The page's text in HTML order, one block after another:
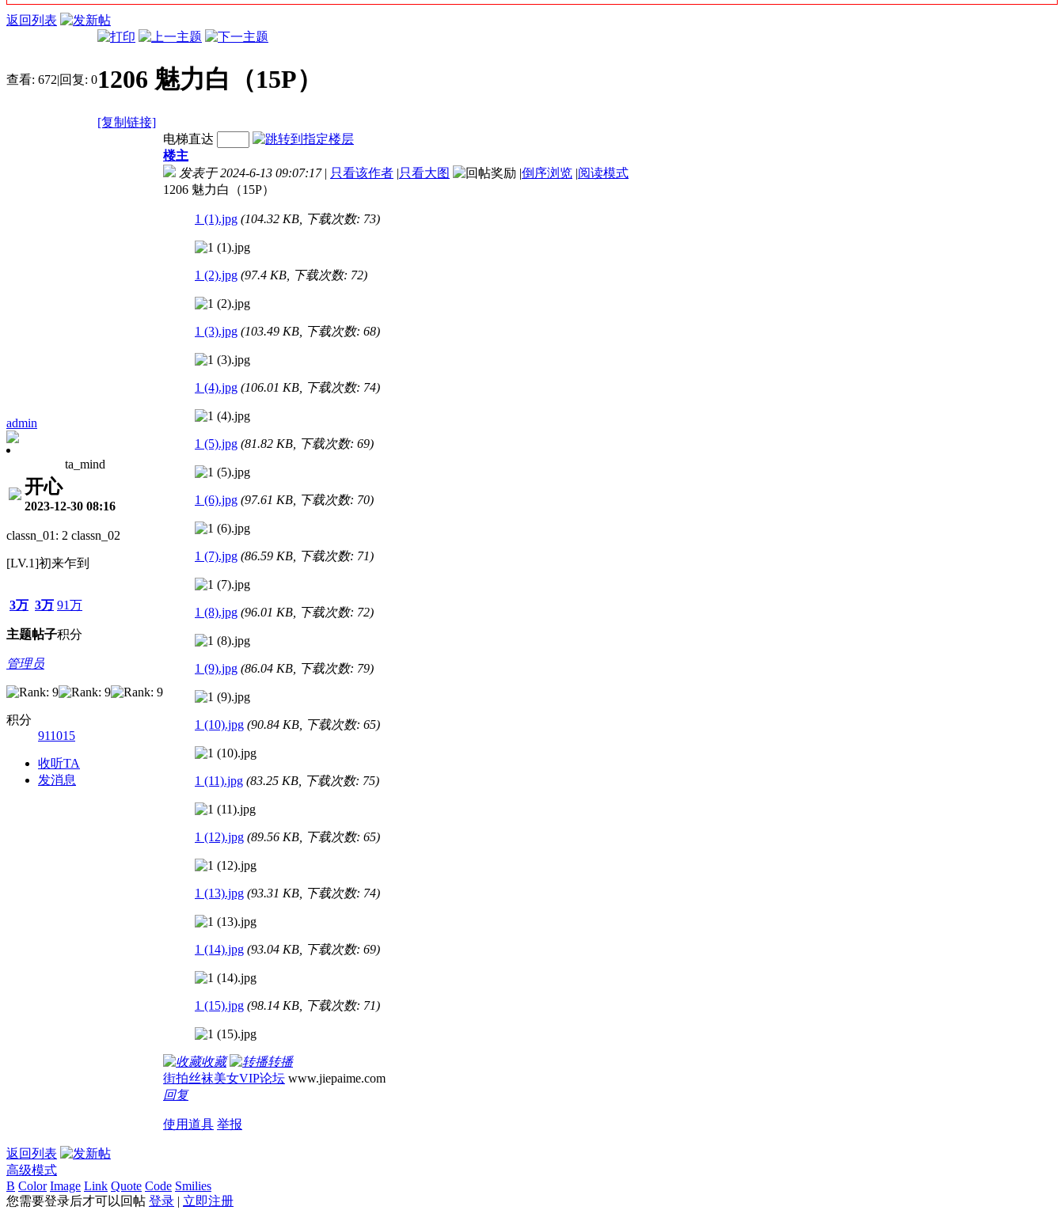
返回列表
查看: 672|回复: 01206 魅力白（15P）
[复制链接]
admin
ta_mind
开心
2023-12-30 08:16
classn_01: 2 classn_02
[LV.1]初来乍到
3万
主题
3万
帖子
91万
积分
管理员
积分
911015
收听TA
发消息
电梯直达
楼主
发表于 2024-6-13 09:07:17 | 只看该作者 |只看大图 |倒序浏览 |阅读模式
1206 魅力白（15P）
1 (1).jpg (104.32 KB, 下载次数: 73)
1 (2).jpg (97.4 KB, 下载次数: 72)
1 (3).jpg (103.49 KB, 下载次数: 68)
1 (4).jpg (106.01 KB, 下载次数: 74)
1 (5).jpg (81.82 KB, 下载次数: 69)
1 (6).jpg (97.61 KB, 下载次数: 70)
1 (7).jpg (86.59 KB, 下载次数: 71)
1 (8).jpg (96.01 KB, 下载次数: 72)
1 (9).jpg (86.04 KB, 下载次数: 79)
1 (10).jpg (90.84 KB, 下载次数: 65)
1 (11).jpg (83.25 KB, 下载次数: 75)
1 (12).jpg (89.56 KB, 下载次数: 65)
1 (13).jpg (93.31 KB, 下载次数: 74)
1 (14).jpg (93.04 KB, 下载次数: 69)
1 (15).jpg (98.14 KB, 下载次数: 71)
收藏
转播
街拍丝袜美女VIP论坛 www.jiepaime.com
回复
使用道具 举报
返回列表
高级模式
B Color Image Link Quote Code Smilies
您需要登录后才可以回帖 登录 | 立即注册